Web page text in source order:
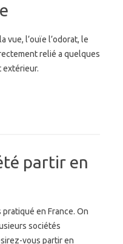
vue, l’ouïe l’odorat, le
relié a quelques
extérieur.
partir en
en France. On
sociétés
vous partir en